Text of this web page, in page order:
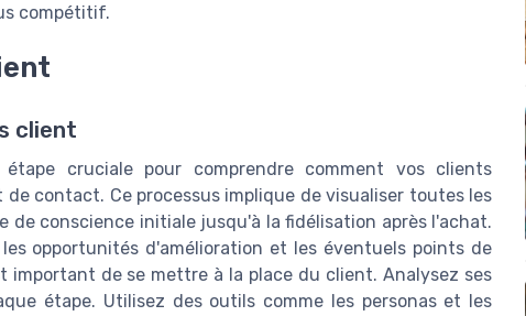
compétitif.
client
cruciale pour comprendre comment vos clients
contact. Ce processus implique de visualiser toutes les
de conscience initiale jusqu'à la fidélisation après l'achat.
opportunités d'amélioration et les éventuels points de
de se mettre à la place du client. Analysez ses
étape. Utilisez des outils comme les personas et les